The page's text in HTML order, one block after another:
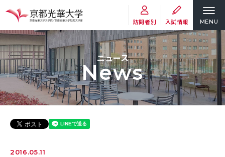
訪問者別 入試情報 MENU
ニュース
News
2016.05.11